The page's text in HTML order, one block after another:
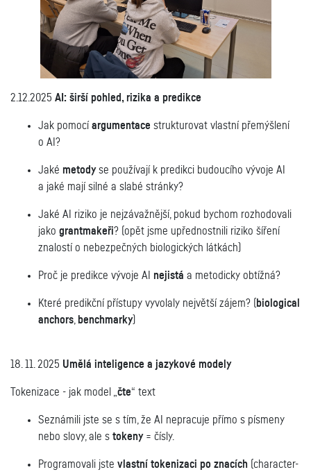
2.12.2025 AI: širší pohled, rizika a predikce
Jak pomocí argumentace strukturovat vlastní přemýšlení
o AI?
Jaké metodyse používají k predikci budoucího vývoje AI
a jaké mají silné a slabé stránky?
Jaké AI riziko je nejzávažnější, pokud bychom rozhodovali
jako grantmakeři? (opět jsme upřednostnili riziko šíření
znalostí o nebezpečných biologických látkách)
Proč je predikce vývoje AI nejistá a metodicky obtížná?
Které predikční přístupy vyvolaly největší zájem? (
biological
anchors benchmarky)
18. 11. 2025 Umělá inteligence a jazykové modely
Tokenizace - jak model „ čte“ text
Seznámili jste se s tím, že AI nepracuje přímo s písmeny
nebo slovy, ale s tokeny= čísly.
Programovali jste vlastní tokenizaci po znacích (character-